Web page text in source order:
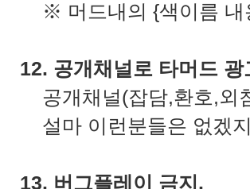
※ 머드내의 {색이름 내
12. 공개채널로 타머드 광
공개채널(잡담,환호,외
설마 이런분들은 없겠
13. 버그플레이 금지.